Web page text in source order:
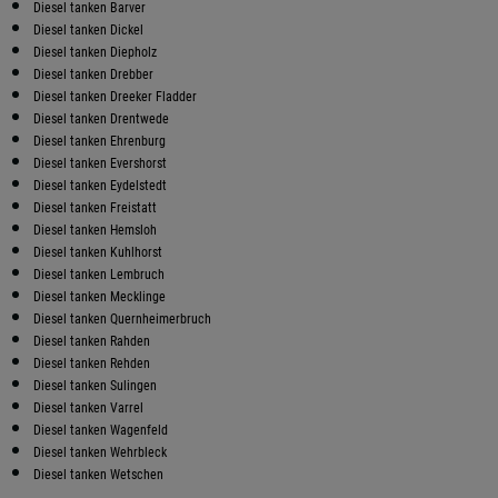
Diesel tanken Barver
Diesel tanken Dickel
Diesel tanken Diepholz
Diesel tanken Drebber
Diesel tanken Dreeker Fladder
Diesel tanken Drentwede
Diesel tanken Ehrenburg
Diesel tanken Evershorst
Diesel tanken Eydelstedt
Diesel tanken Freistatt
Diesel tanken Hemsloh
Diesel tanken Kuhlhorst
Diesel tanken Lembruch
Diesel tanken Mecklinge
Diesel tanken Quernheimerbruch
Diesel tanken Rahden
Diesel tanken Rehden
Diesel tanken Sulingen
Diesel tanken Varrel
Diesel tanken Wagenfeld
Diesel tanken Wehrbleck
Diesel tanken Wetschen